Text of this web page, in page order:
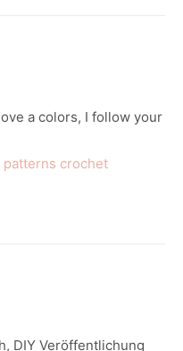
a colors, I follow your
patterns crochet
DIY Veröffentlichung